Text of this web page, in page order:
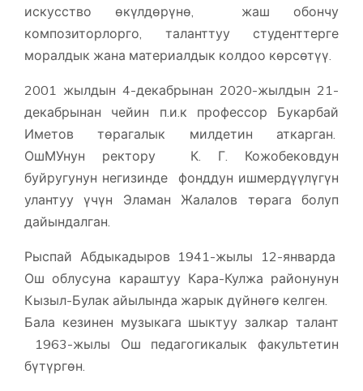
искусство өкүлдөрүнө, жаш обончу
композиторлорго, таланттуу студенттерге
моралдык жана материалдык колдоо көрсөтүү.
2001 жылдын 4-декабрынан 2020-жылдын 21-
декабрынан чейин п.и.к профессор Букарбай
Иметов төрагалык милдетин аткарган.
ОшМУнун ректору К. Г. Кожобековдун
буйругунун негизинде фонддун ишмердүүлүгүн
улантуу үчүн Эламан Жалалов төрага болуп
дайындалган.
Рыспай Абдыкадыров 1941-жылы 12-январда
Ош облусуна караштуу Кара-Кулжа районунун
Кызыл-Булак айылында жарык дүйнөгө келген.
Бала кезинен музыкага шыктуу залкар талант
1963-жылы Ош педагогикалык факультетин
бүтүргөн.